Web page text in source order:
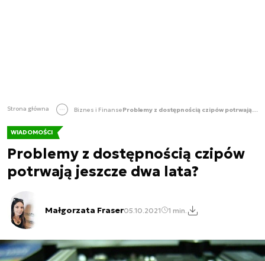
Strona główna Biznes i Finanse Problemy z dostępnością czipów potrwają jeszcze dwa lata?
WIADOMOŚCI
Problemy z dostępnością czipów
potrwają jeszcze dwa lata?
Małgorzata Fraser05.10.2021 1 min.